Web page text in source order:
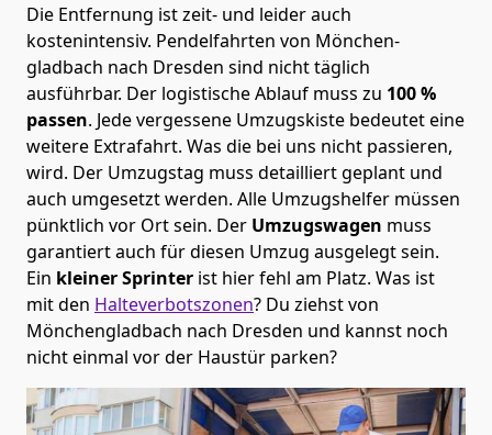
Die Entfernung ist zeit- und leider auch
kostenintensiv. Pendelfahrten von Mönchen­
gladbach nach Dresden sind nicht täglich
ausführbar. Der logistische Ablauf muss zu 100 %
passen. Jede vergessene Umzugskiste bedeutet eine
weitere Extrafahrt. Was die bei uns nicht passieren,
wird. Der Umzugstag muss detailliert geplant und
auch umgesetzt werden. Alle Umzugshelfer müssen
pünktlich vor Ort sein. Der Umzugswagen muss
garantiert auch für diesen Umzug ausgelegt sein.
Ein kleiner Sprinter ist hier fehl am Platz. Was ist
mit den Halteverbotszonen? Du ziehst von
Mönchen­gladbach nach Dresden und kannst noch
nicht einmal vor der Haustür parken?